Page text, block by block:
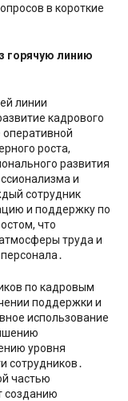
в короткие
горячую линию
линии
кадрового
роста,
развития
и
сотрудник
и поддержку по
что
труда и
по кадровым
поддержки и
использование
уровня
сотрудников․
частью
созданию